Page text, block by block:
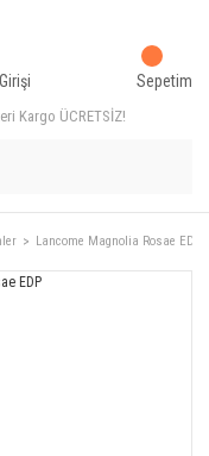
Kargo ÜCRETSİZ!
Sepetim
Lancome Magnolia Rosae EDP